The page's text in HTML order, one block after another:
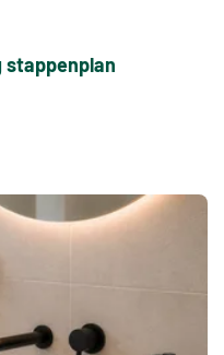
stappenplan